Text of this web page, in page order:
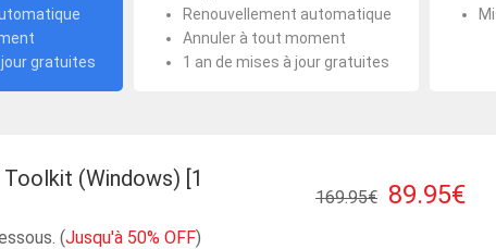
gratuites
Renouvellement automatique
Annuler à tout moment
1 an de mises à jour gratuites
(Windows) [1
(Jusqu'à 50% OFF)
89.95€
169.95€